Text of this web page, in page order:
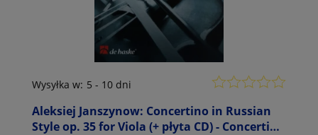
Aleksiej Janszynow: Concertino in Russian
Style op. 35 for Viola (+ płyta CD) - Concertino
Wysyłka w: 5 - 10 dni